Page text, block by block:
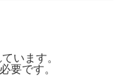
います。
要です。